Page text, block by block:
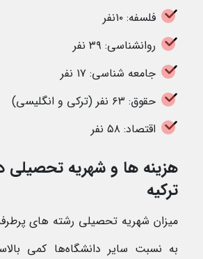
فلسفه: ۱۰نفر
روانشناسی: ۳۹ نفر
جامعه شناسی: ۱۷ نفر
حقوق: ۶۳ نفر (ترکی و انگلیسی)
اقتصاد: ۵۸ نفر
هزینه ها و شهریه تحصیلی
ترکیه
میزان شهریه تحصیلی رشته های
به نسبت سایر دانشگاه‌ها کمی